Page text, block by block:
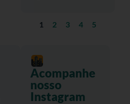
1 2 3 4 5
Acompanhe
nosso
Instagram